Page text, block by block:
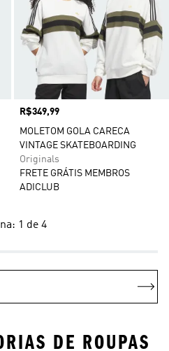
Preço
R$349,99
MOLETOM GOLA CARECA
VINTAGE SKATEBOARDING
Originals
FRETE GRÁTIS MEMBROS
ADICLUB
1 de 4
DE ROUPAS